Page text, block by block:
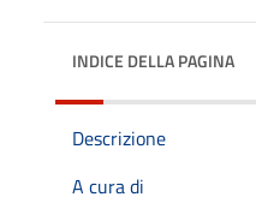
INDICE DELLA PAGINA
Descrizione
A cura di